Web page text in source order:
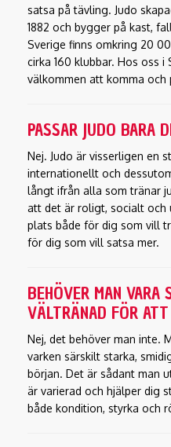
satsa på tävling. Judo
1882 och bygger på kast,
Sverige finns omkring 20
cirka 160 klubbar. Hos oss i
välkommen att komma och
PASSAR JUDO BARA
Nej. Judo är visserligen en
internationellt och
långt ifrån alla som tränar
att det är roligt, socialt och
plats både för dig som vill
för dig som vill satsa mer.
BEHÖVER MAN VARA
VÄLTRÄNAD FÖR
Nej, det behöver man inte.
varken särskilt starka,
början. Det är sådant man
är varierad och hjälper dig
både kondition, styrka och